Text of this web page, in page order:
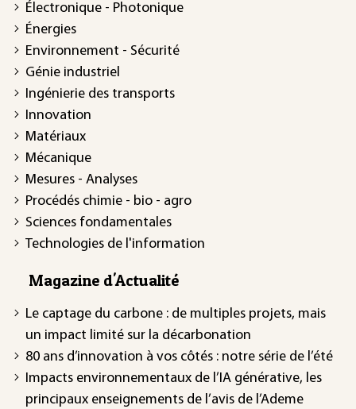
Électronique - Photonique
Énergies
Environnement - Sécurité
Génie industriel
Ingénierie des transports
Innovation
Matériaux
Mécanique
Mesures - Analyses
Procédés chimie - bio - agro
Sciences fondamentales
Technologies de l'information
Magazine d'Actualité
Le captage du carbone : de multiples projets, mais
un impact limité sur la décarbonation
80 ans d’innovation à vos côtés : notre série de l’été
Impacts environnementaux de l’IA générative, les
principaux enseignements de l’avis de l’Ademe